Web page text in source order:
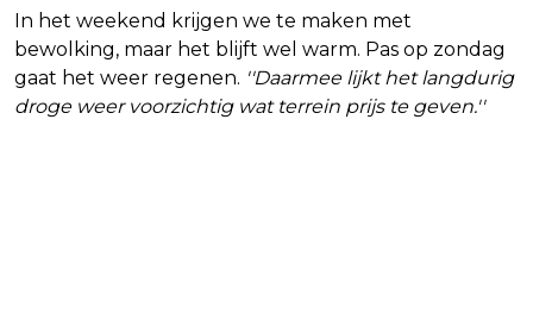
In het weekend krijgen we te maken met
bewolking, maar het blijft wel warm. Pas op zondag
gaat het weer regenen. ''Daarmee lijkt het langdurig
droge weer voorzichtig wat terrein prijs te geven.''